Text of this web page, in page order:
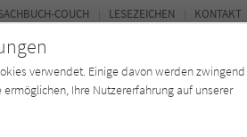
COUCH LESEZEICHEN KONTAKT
verwendet. Einige davon werden zwingend
Ihre Nutzererfahrung auf unserer